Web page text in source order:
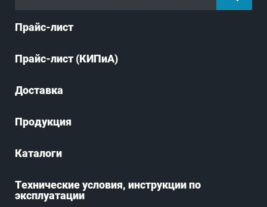
Прайс-лист
Прайс-лист (КИПиА)
Доставка
Продукция
Каталоги
Технические условия, инструкции по
эксплуатации